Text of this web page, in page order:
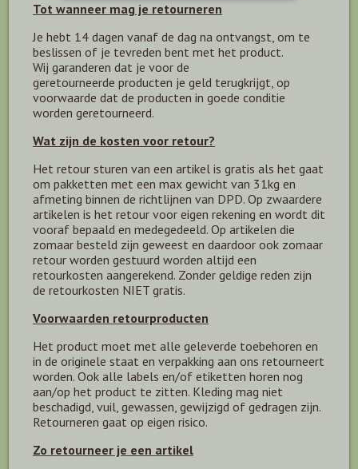
Tot wanneer mag je retourneren
Je hebt 14 dagen vanaf de dag na ontvangst, om te
beslissen of je tevreden bent met het product.
Wij garanderen dat je voor de
geretourneerde producten je geld terugkrijgt, op
voorwaarde dat de producten in goede conditie
worden geretourneerd.
Wat zijn de kosten voor retour?
Het retour sturen van een artikel is gratis als het gaat
om pakketten met een max gewicht van 31kg en
afmeting binnen de richtlijnen van DPD. Op zwaardere
artikelen is het retour voor eigen rekening en wordt dit
vooraf bepaald en medegedeeld. Op artikelen die
zomaar besteld zijn geweest en daardoor ook zomaar
retour worden gestuurd worden altijd een
retourkosten aangerekend. Zonder geldige reden zijn
de retourkosten NIET gratis.
Voorwaarden retourproducten
Het product moet met alle geleverde toebehoren en
in de originele staat en verpakking aan ons retourneert
worden. Ook alle labels en/of etiketten horen nog
aan/op het product te zitten. Kleding mag niet
beschadigd, vuil, gewassen, gewijzigd of gedragen zijn.
Retourneren gaat op eigen risico.
Zo retourneer je een artikel